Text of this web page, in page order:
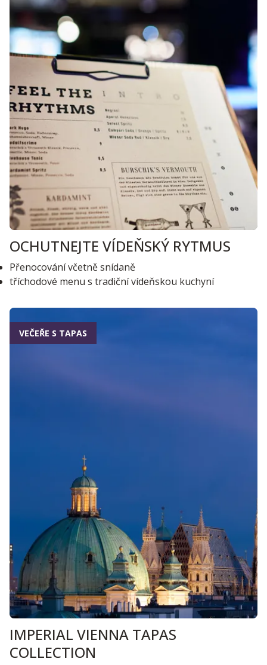
OCHUTNEJTE VÍDEŇSKÝ RYTMUS
Přenocování včetně snídaně
tříchodové menu s tradiční vídeňskou kuchyní
VEČEŘE S TAPAS
IMPERIAL VIENNA TAPAS
COLLECTION